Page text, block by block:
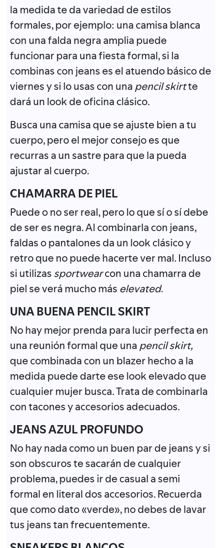
la medida te da variedad de estilos
formales, por ejemplo: una camisa blanca
con una falda negra amplia puede
funcionar para una fiesta formal, si la
combinas con jeans es el atuendo básico de
viernes y si lo usas con una pencil skirtte
dará un look de oficina clásico.
Busca una camisa que se ajuste bien a tu
cuerpo, pero el mejor consejo es que
recurras a un sastre para que la pueda
ajustar al cuerpo.
CHAMARRA DE PIEL
Puede o no ser real, pero lo que sí o sí debe
de ser es negra. Al combinarla con jeans,
faldas o pantalones da un look clásico y
retro que no puede hacerte ver mal. Incluso
si utilizas sportwearcon una chamarra de
piel se verá mucho más elevated.
UNA BUENA PENCIL SKIRT
No hay mejor prenda para lucir perfecta en
una reunión formal que una pencil skirt,
que combinada con un blazer hecho a la
medida puede darte ese look elevado que
cualquier mujer busca. Trata de combinarla
con tacones y accesorios adecuados.
JEANS AZUL PROFUNDO
No hay nada como un buen par de jeans y si
son obscuros te sacarán de cualquier
problema, puedes ir de casual a semi
formal en literal dos accesorios. Recuerda
que como dato «verde», no debes de lavar
tus jeans tan frecuentemente.